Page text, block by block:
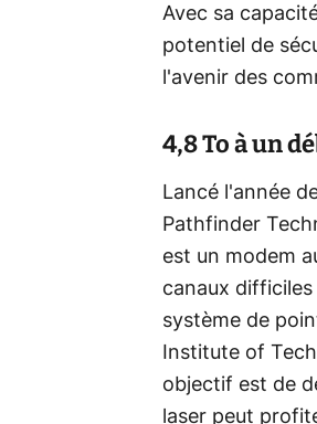
Avec sa
potentiel de
l'avenir des
4,8 To à un
Lancé l'année
Pathfinder
est un modem
canaux difficiles
système de
Institute of
objectif est de
laser peut